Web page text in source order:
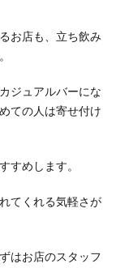
お店も、立ち飲み
ジュアルバーにな
ての人は寄せ付け
すめします。
てくれる気軽さが
はお店のスタッフ